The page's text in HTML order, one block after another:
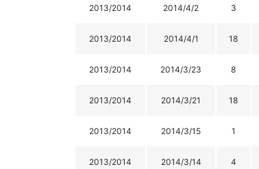
2013/2014 2014/4/2 3
2013/2014 2014/4/1 18
2013/2014 2014/3/23 8
2013/2014 2014/3/21 18
2013/2014 2014/3/15 1
2013/2014 2014/3/14 4